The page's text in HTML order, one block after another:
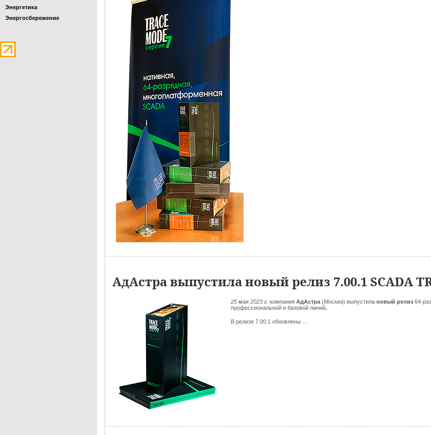
Энергетика
Энергосбережение
АдАстра выпустила новый релиз 7.00.1 SCADA
25 мая 2023 г. компания АдАстра (Москва) выпустила новый релиз 64-
профессиональной и базовой линий.
В релизе 7.00.1 обновлены ...